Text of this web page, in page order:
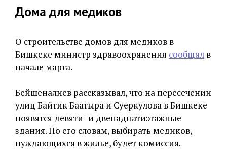
Дома для медиков
О строительстве домов для медиков в
Бишкеке министр здравоохранения сообщал в
начале марта.
Бейшеналиев рассказывал, что на пересечении
улиц Байтик Баатыра и Суеркулова в Бишкеке
появятся девяти- и двенадцатиэтажные
здания. По его словам, выбирать медиков,
нуждающихся в жилье, будет комиссия.